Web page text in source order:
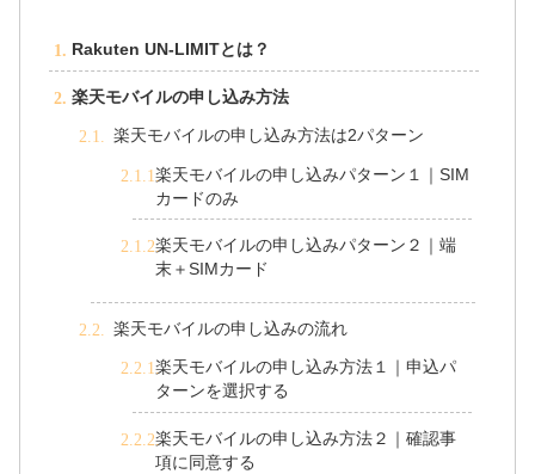
Rakuten UN-LIMITとは？
楽天モバイルの申し込み方法
楽天モバイルの申し込み方法は2パターン
楽天モバイルの申し込みパターン１｜SIM
カードのみ
楽天モバイルの申し込みパターン２｜端
末＋SIMカード
楽天モバイルの申し込みの流れ
楽天モバイルの申し込み方法１｜申込パ
ターンを選択する
楽天モバイルの申し込み方法２｜確認事
項に同意する